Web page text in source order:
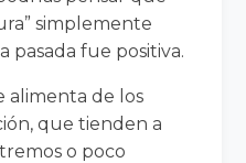
simplemente
pasada fue positiva.
alimenta de los
que tienden a
o poco